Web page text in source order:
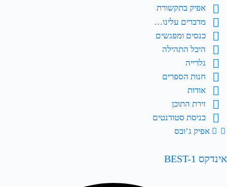
אפיק בתקשורת
מדברים עלינו…
כנסים ומפגשים
היכל התהילה
גלרייה
חנות הספרים
אודות
זירת התוכן
כניסת סטודנטים
אפיק ג’ובס
אינדקס BEST-1